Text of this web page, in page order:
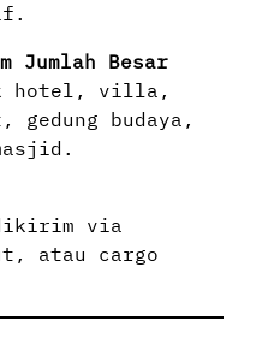
Jumlah Besar
hotel, villa,
gedung budaya,
via
atau cargo